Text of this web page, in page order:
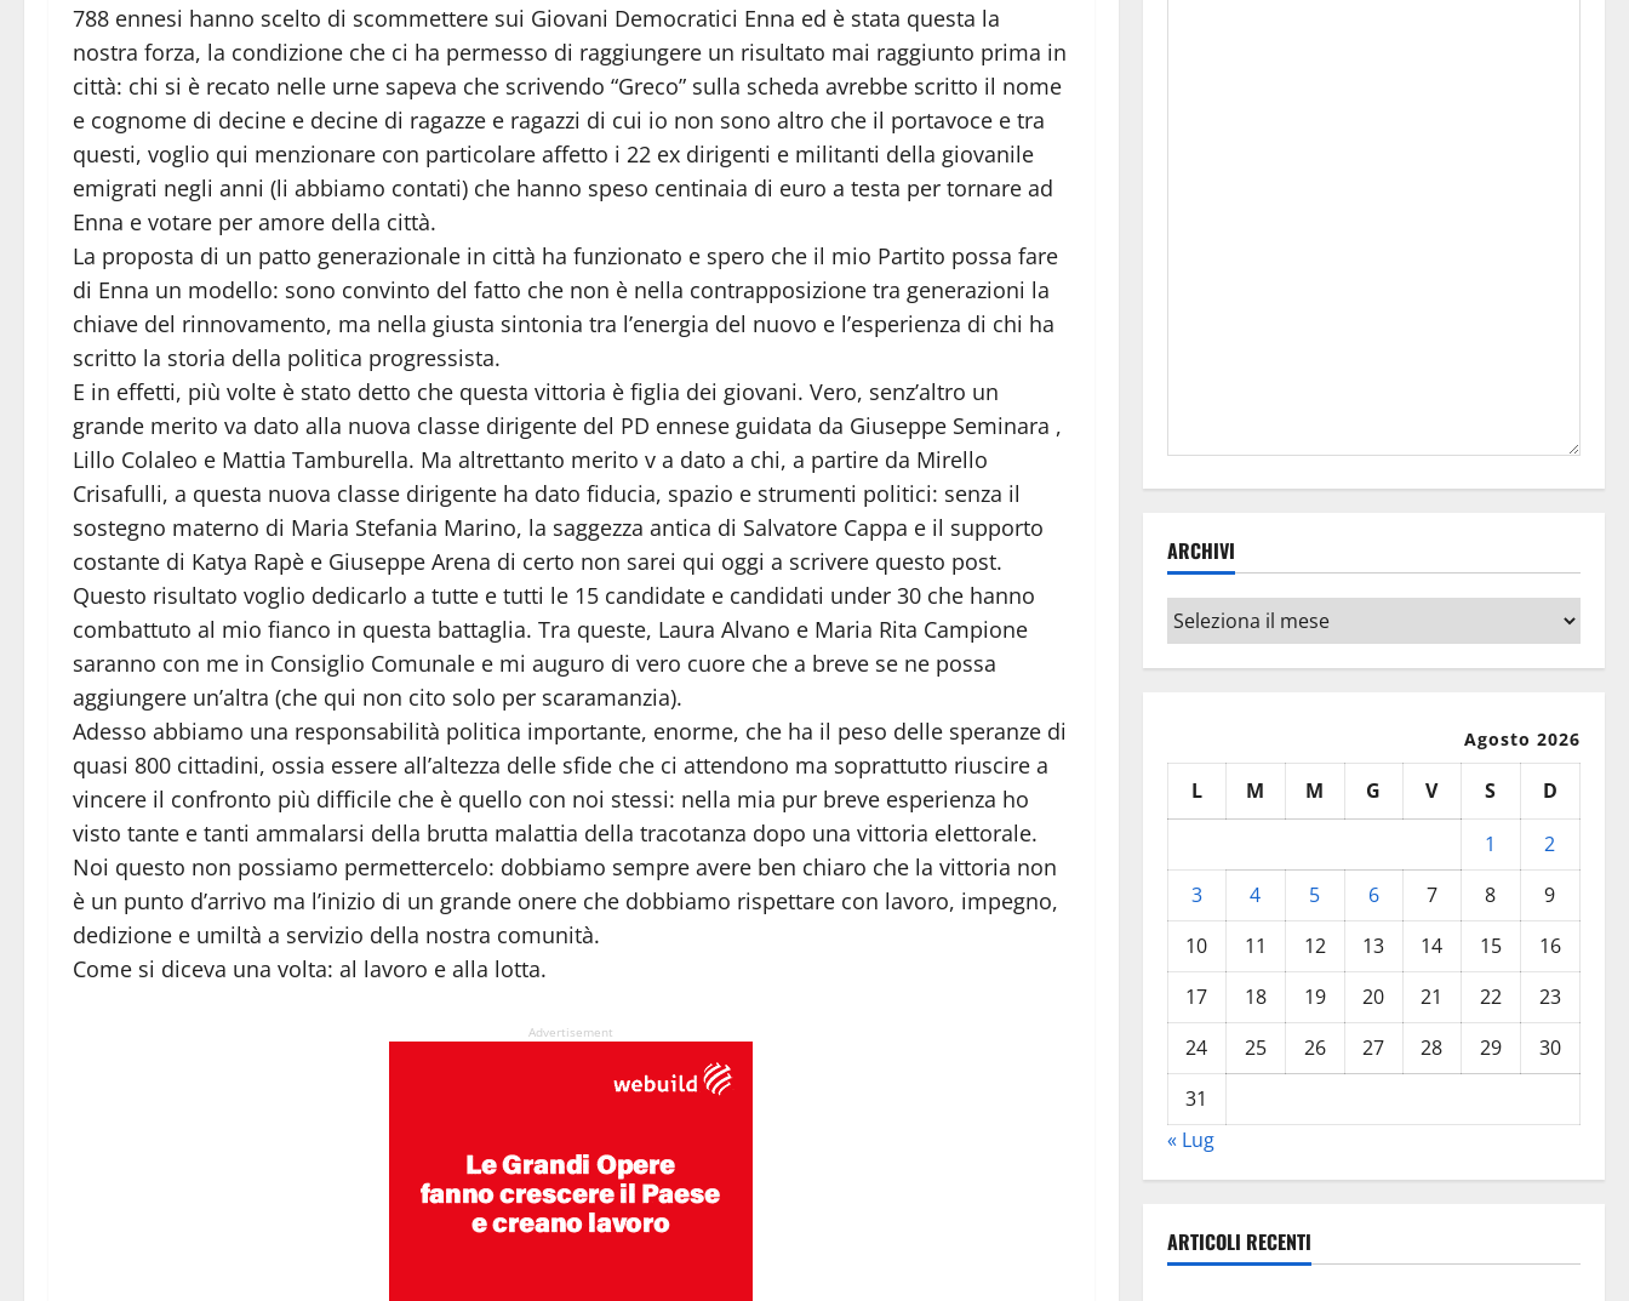
788 ennesi hanno scelto di scommettere sui Giovani Democratici Enna ed è stata questa la
nostra forza, la condizione che ci ha permesso di raggiungere un risultato mai raggiunto prima in
città: chi si è recato nelle urne sapeva che scrivendo “Greco” sulla scheda avrebbe scritto il nome
e cognome di decine e decine di ragazze e ragazzi di cui io non sono altro che il portavoce e tra
questi, voglio qui menzionare con particolare affetto i 22 ex dirigenti e militanti della giovanile
emigrati negli anni (li abbiamo contati) che hanno speso centinaia di euro a testa per tornare ad
Enna e votare per amore della città.
La proposta di un patto generazionale in città ha funzionato e spero che il mio Partito possa fare
di Enna un modello: sono convinto del fatto che non è nella contrapposizione tra generazioni la
chiave del rinnovamento, ma nella giusta sintonia tra l’energia del nuovo e l’esperienza di chi ha
scritto la storia della politica progressista.
E in effetti, più volte è stato detto che questa vittoria è figlia dei giovani. Vero, senz’altro un
grande merito va dato alla nuova classe dirigente del PD ennese guidata da Giuseppe Seminara ,
Lillo Colaleo e Mattia Tamburella. Ma altrettanto merito v a dato a chi, a partire da Mirello
Crisafulli, a questa nuova classe dirigente ha dato fiducia, spazio e strumenti politici: senza il
sostegno materno di Maria Stefania Marino, la saggezza antica di Salvatore Cappa e il supporto
costante di Katya Rapè e Giuseppe Arena di certo non sarei qui oggi a scrivere questo post.
Questo risultato voglio dedicarlo a tutte e tutti le 15 candidate e candidati under 30 che hanno
combattuto al mio fianco in questa battaglia. Tra queste, Laura Alvano e Maria Rita Campione
saranno con me in Consiglio Comunale e mi auguro di vero cuore che a breve se ne possa
aggiungere un’altra (che qui non cito solo per scaramanzia).
Adesso abbiamo una responsabilità politica importante, enorme, che ha il peso delle speranze di
quasi 800 cittadini, ossia essere all’altezza delle sfide che ci attendono ma soprattutto riuscire a
vincere il confronto più difficile che è quello con noi stessi: nella mia pur breve esperienza ho
visto tante e tanti ammalarsi della brutta malattia della tracotanza dopo una vittoria elettorale.
Noi questo non possiamo permettercelo: dobbiamo sempre avere ben chiaro che la vittoria non
è un punto d’arrivo ma l’inizio di un grande onere che dobbiamo rispettare con lavoro, impegno,
dedizione e umiltà a servizio della nostra comunità.
Come si diceva una volta: al lavoro e alla lotta.
Advertisement
ARCHIVI
Archivi
Agosto 2026
L M M G V S
D
1
2
3
4 5 6 7 8
9
10
11 12 13 14 15
16
17
18 19 20 21 22
23
24
25 26 27 28 29
30
31
« Lug
ARTICOLI RECENTI